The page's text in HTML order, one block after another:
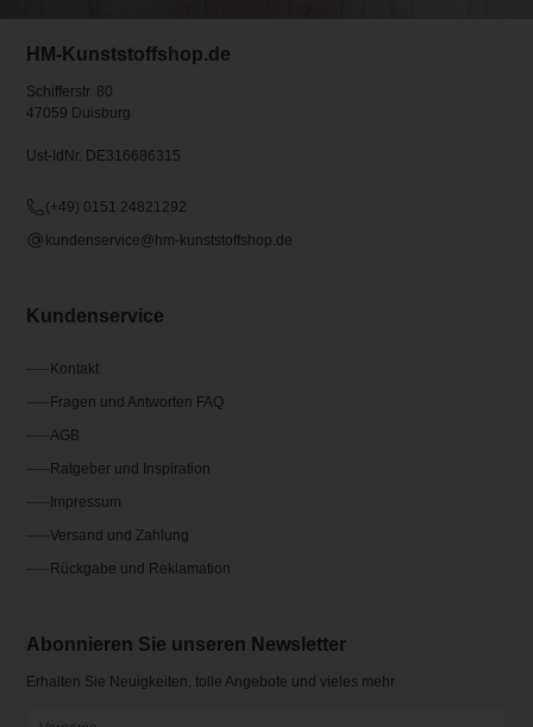
HM-Kunststoffshop.de
Schifferstr. 80
47059 Duisburg
Ust-IdNr. DE316686315
(+49) 0151 24821292
kundenservice@hm-kunststoffshop.de
Kundenservice
Kontakt
Fragen und Antworten FAQ
AGB
Ratgeber und Inspiration
Impressum
Versand und Zahlung
Rückgabe und Reklamation
Abonnieren Sie unseren Newsletter
Erhalten Sie Neuigkeiten, tolle Angebote und vieles mehr